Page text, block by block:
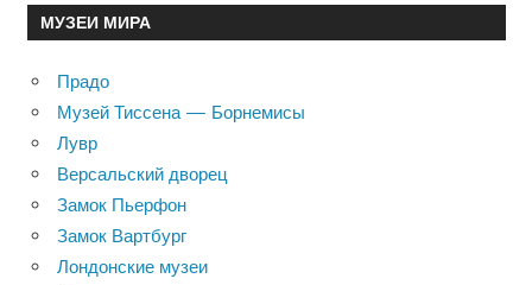
МУЗЕИ МИРА
Прадо
Музей Тиссена — Борнемисы
Лувр
Версальский дворец
Замок Пьерфон
Замок Вартбург
Лондонские музеи